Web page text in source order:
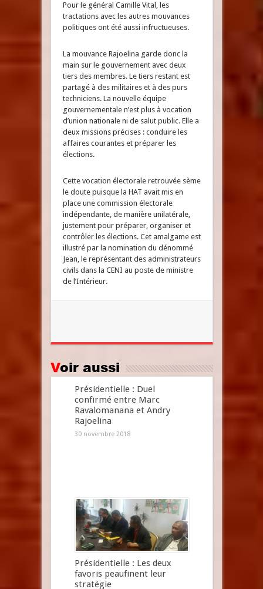
Pour le général Camille Vital, les
tractations avec les autres mouvances
politiques ont été aussi infructueuses.
La mouvance Rajoelina garde donc la
main sur le gouvernement avec deux
tiers des membres. Le tiers restant est
partagé à des militaires et à des purs
techniciens. La nouvelle équipe
gouvernementale n’est plus à vocation
d’union nationale ni de salut public. Elle a
deux missions précises : conduire les
affaires courantes et préparer les
élections.
Cette vocation électorale retrouvée sème
le doute puisque la HAT avait mis en
place une commission électorale
indépendante, de manière unilatérale,
justement pour préparer, organiser et
contrôler les élections. Cet amalgame est
illustré par la nomination du dénommé
Jean, le représentant des administrateurs
civils dans la CENI au poste de ministre
de l’Intérieur.
Voir aussi
Présidentielle : Duel
confirmé entre Marc
Ravalomanana et Andry
Rajoelina
30 novembre 2018
Présidentielle : Les deux
favoris peaufinent leur
stratégie